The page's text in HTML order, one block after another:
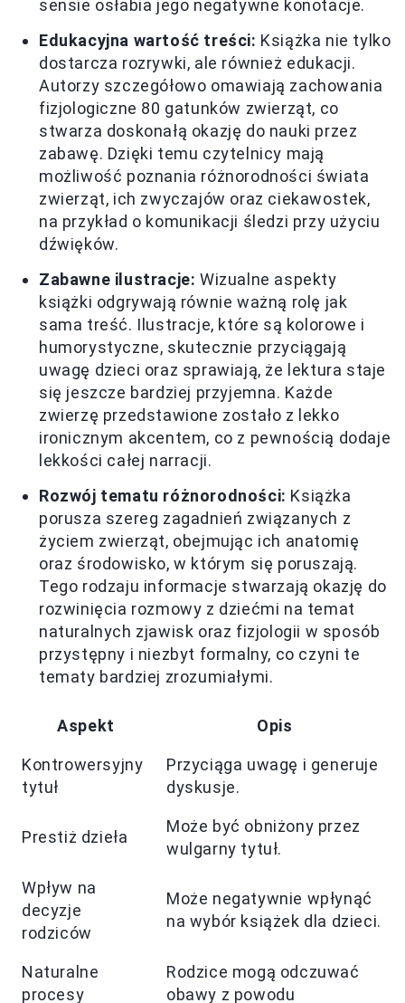
sensie osłabia jego negatywne konotacje.
Edukacyjna wartość treści: Książka nie tylko
dostarcza rozrywki, ale również edukacji.
Autorzy szczegółowo omawiają zachowania
fizjologiczne 80 gatunków zwierząt, co
stwarza doskonałą okazję do nauki przez
zabawę. Dzięki temu czytelnicy mają
możliwość poznania różnorodności świata
zwierząt, ich zwyczajów oraz ciekawostek,
na przykład o komunikacji śledzi przy użyciu
dźwięków.
Zabawne ilustracje: Wizualne aspekty
książki odgrywają równie ważną rolę jak
sama treść. Ilustracje, które są kolorowe i
humorystyczne, skutecznie przyciągają
uwagę dzieci oraz sprawiają, że lektura staje
się jeszcze bardziej przyjemna. Każde
zwierzę przedstawione zostało z lekko
ironicznym akcentem, co z pewnością dodaje
lekkości całej narracji.
Rozwój tematu różnorodności: Książka
porusza szereg zagadnień związanych z
życiem zwierząt, obejmując ich anatomię
oraz środowisko, w którym się poruszają.
Tego rodzaju informacje stwarzają okazję do
rozwinięcia rozmowy z dziećmi na temat
naturalnych zjawisk oraz fizjologii w sposób
przystępny i niezbyt formalny, co czyni te
tematy bardziej zrozumiałymi.
Aspekt Opis
Kontrowersyjny
tytuł
Przyciąga uwagę i generuje
dyskusje.
Prestiż dzieła
Może być obniżony przez
wulgarny tytuł.
Wpływ na
decyzje
rodziców
Może negatywnie wpłynąć
na wybór książek dla dzieci.
Naturalne
procesy
Rodzice mogą odczuwać
obawy z powodu